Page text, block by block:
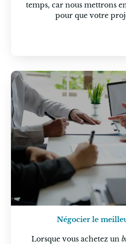
temps, car nous mettrons
pour que votre
Négocier le
Lorsque vous achetez un